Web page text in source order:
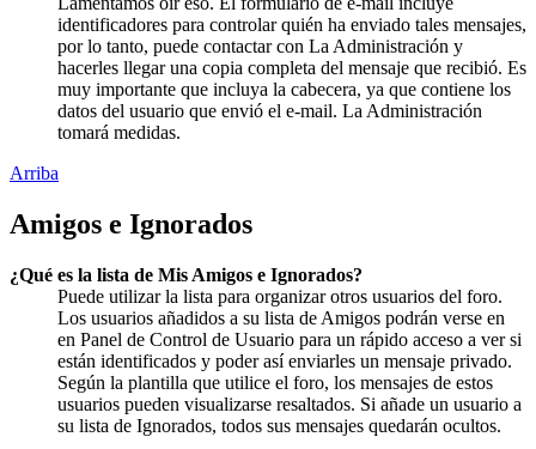
identificadores para controlar quién ha enviado tales mensajes,
por lo tanto, puede contactar con La Administración y
hacerles llegar una copia completa del mensaje que recibió. Es
muy importante que incluya la cabecera, ya que contiene los
datos del usuario que envió el e-mail. La Administración
tomará medidas.
Arriba
Amigos e Ignorados
¿Qué es la lista de Mis Amigos e Ignorados?
Puede utilizar la lista para organizar otros usuarios del foro.
Los usuarios añadidos a su lista de Amigos podrán verse en
en Panel de Control de Usuario para un rápido acceso a ver si
están identificados y poder así enviarles un mensaje privado.
Según la plantilla que utilice el foro, los mensajes de estos
usuarios pueden visualizarse resaltados. Si añade un usuario a
su lista de Ignorados, todos sus mensajes quedarán ocultos.